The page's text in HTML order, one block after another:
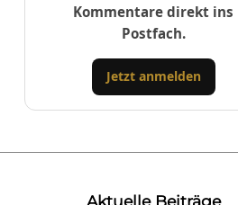
Kommentare direkt ins
Postfach.
Jetzt anmelden
Aktuelle Beiträge